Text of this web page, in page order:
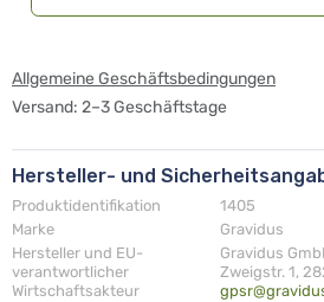
Allgemeine Geschäftsbedingungen
Versand: 2–3 Geschäftstage
Hersteller- und
Produktidentifikation
1405
Marke
Gravidus
Hersteller und EU-
verantwortlicher
Wirtschaftsakteur
Gravidus
Zweigstr. 1,